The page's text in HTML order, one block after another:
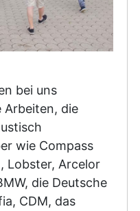
bei uns
die
wie Compass
Lobster, Arcelor
die Deutsche
CDM, das